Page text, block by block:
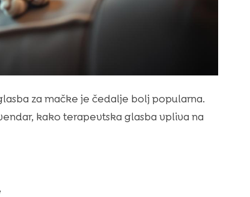
za mačke je čedalje bolj popularna.
kako terapevtska glasba vpliva na